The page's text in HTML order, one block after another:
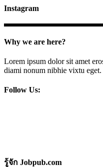
Instagram
Why we are here?
Lorem ipsum dolor sit amet
diami nonum nibhie vixtu eget.
Follow Us:
รู้จัก Jobpub.com